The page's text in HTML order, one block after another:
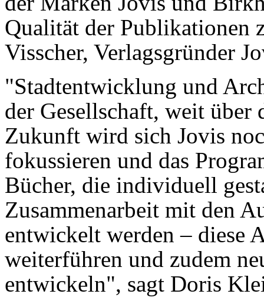
Qualität der Publikationen
Visscher, Verlagsgründer
"Stadtentwicklung und
der Gesellschaft, weit über
Zukunft wird sich Jovis
fokussieren und das
Bücher, die individuell
Zusammenarbeit mit den
entwickelt werden – diese
weiterführen und zudem
entwickeln", sagt Doris